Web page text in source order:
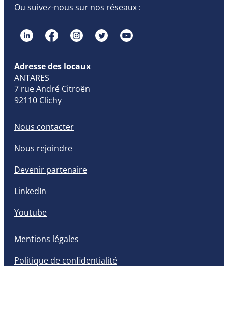
Ou suivez-nous sur nos réseaux :
Adresse des locaux
ANTARES
7 rue André Citroën
92110 Clichy
Nous contacter
Nous rejoindre
Devenir partenaire
LinkedIn
Youtube
Mentions légales
Politique de confidentialité